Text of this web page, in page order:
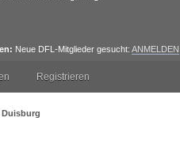
Neue DFL-Mitglieder gesucht: ANMELDEN
Registrieren
Duisburg